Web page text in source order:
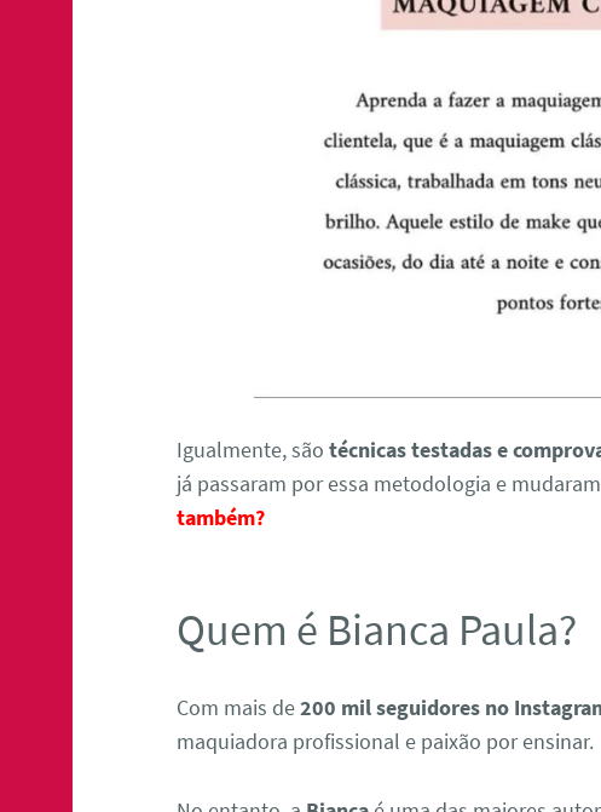
Igualmente, sãotécnicas testadas e
já passaram por essa metodologia e
também?
Quem é Bianca Paula?
Com mais de200 mil seguidores no
maquiadora profissional e paixão por ensinar.